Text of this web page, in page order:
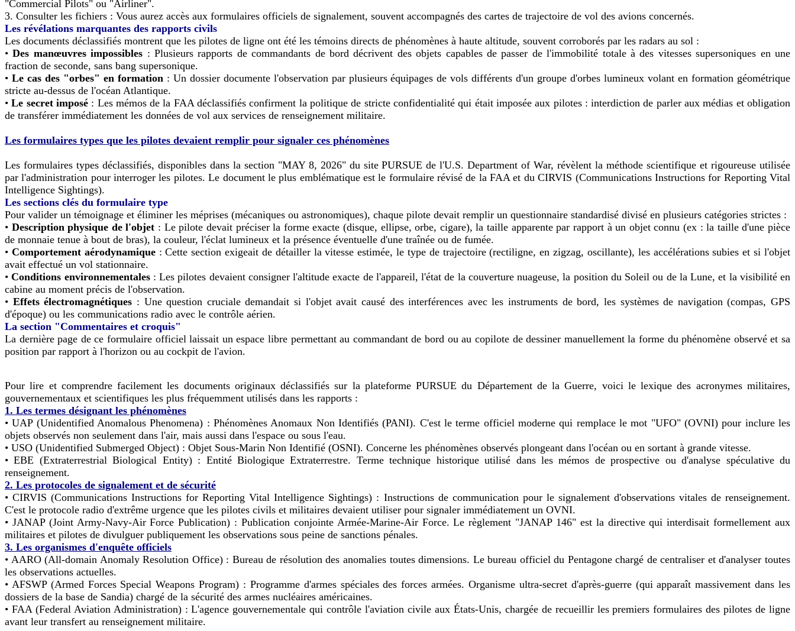
"Commercial Pilots" ou "Airliner".
3. Consulter les fichiers : Vous aurez accès aux formulaires officiels de signalement, souvent accompagnés des cartes de trajectoire de vol des avions concernés.
Les révélations marquantes des rapports civils
Les documents déclassifiés montrent que les pilotes de ligne ont été les témoins directs de phénomènes à haute altitude, souvent corroborés par les radars au sol :
•Des manœuvres impossibles : Plusieurs rapports de commandants de bord décrivent des objets capables de passer de l'immobilité totale à des vitesses supersoniques en une
fraction de seconde, sans bang supersonique.
• Le cas des "orbes" en formation : Un dossier documente l'observation par plusieurs équipages de vols différents d'un groupe d'orbes lumineux volant en formation géométrique
stricte au-dessus de l'océan Atlantique.
•Le secret imposé: Les mémos de la FAA déclassifiés confirment la politique de stricte confidentialité qui était imposée aux pilotes : interdiction de parler aux médias et obligation
de transférer immédiatement les données de vol aux services de renseignement militaire.
Les formulaires types que les pilotes devaient remplir pour signaler ces phénomènes
Les formulaires types déclassifiés, disponibles dans la section "MAY 8, 2026" du site PURSUE de l'U.S. Department of War, révèlent la méthode scientifique et rigoureuse utilisée
par l'administration pour interroger les pilotes. Le document le plus emblématique est le formulaire révisé de la FAA et du CIRVIS (Communications Instructions for Reporting Vital
Intelligence Sightings).
Les sections clés du formulaire type
Pour valider un témoignage et éliminer les méprises (mécaniques ou astronomiques), chaque pilote devait remplir un questionnaire standardisé divisé en plusieurs catégories strictes :
• Description physique de l'objet : Le pilote devait préciser la forme exacte (disque, ellipse, orbe, cigare), la taille apparente par rapport à un objet connu (ex : la taille d'une pièce
de monnaie tenue à bout de bras), la couleur, l'éclat lumineux et la présence éventuelle d'une traînée ou de fumée.
• Comportement aérodynamique: Cette section exigeait de détailler la vitesse estimée, le type de trajectoire (rectiligne, en zigzag, oscillante), les accélérations subies et si l'objet
avait effectué un vol stationnaire.
•Conditions environnementales: Les pilotes devaient consigner l'altitude exacte de l'appareil, l'état de la couverture nuageuse, la position du Soleil ou de la Lune, et la visibilité en
cabine au moment précis de l'observation.
• Effets électromagnétiques : Une question cruciale demandait si l'objet avait causé des interférences avec les instruments de bord, les systèmes de navigation (compas, GPS
d'époque) ou les communications radio avec le contrôle aérien.
La section "Commentaires et croquis"
La dernière page de ce formulaire officiel laissait un espace libre permettant au commandant de bord ou au copilote de dessiner manuellement la forme du phénomène observé et sa
position par rapport à l'horizon ou au cockpit de l'avion.
Pour lire et comprendre facilement les documents originaux déclassifiés sur la plateforme PURSUE du Département de la Guerre, voici le lexique des acronymes militaires,
gouvernementaux et scientifiques les plus fréquemment utilisés dans les rapports :
1. Les termes désignant les phénomènes
• UAP (Unidentified Anomalous Phenomena) : Phénomènes Anomaux Non Identifiés (PANI). C'est le terme officiel moderne qui remplace le mot "UFO" (OVNI) pour inclure les
objets observés non seulement dans l'air, mais aussi dans l'espace ou sous l'eau.
• USO (Unidentified Submerged Object) : Objet Sous-Marin Non Identifié (OSNI). Concerne les phénomènes observés plongeant dans l'océan ou en sortant à grande vitesse.
• EBE (Extraterrestrial Biological Entity) : Entité Biologique Extraterrestre. Terme technique historique utilisé dans les mémos de prospective ou d'analyse spéculative du
renseignement.
2. Les protocoles de signalement et de sécurité
• CIRVIS (Communications Instructions for Reporting Vital Intelligence Sightings) : Instructions de communication pour le signalement d'observations vitales de renseignement.
C'est le protocole radio d'extrême urgence que les pilotes civils et militaires devaient utiliser pour signaler immédiatement un OVNI.
• JANAP (Joint Army-Navy-Air Force Publication) : Publication conjointe Armée-Marine-Air Force. Le règlement "JANAP 146" est la directive qui interdisait formellement aux
militaires et pilotes de divulguer publiquement les observations sous peine de sanctions pénales.
3. Les organismes d'enquête officiels
• AARO (All-domain Anomaly Resolution Office) : Bureau de résolution des anomalies toutes dimensions. Le bureau officiel du Pentagone chargé de centraliser et d'analyser toutes
les observations actuelles.
• AFSWP (Armed Forces Special Weapons Program) : Programme d'armes spéciales des forces armées. Organisme ultra-secret d'après-guerre (qui apparaît massivement dans les
dossiers de la base de Sandia) chargé de la sécurité des armes nucléaires américaines.
• FAA (Federal Aviation Administration) : L'agence gouvernementale qui contrôle l'aviation civile aux États-Unis, chargée de recueillir les premiers formulaires des pilotes de ligne
avant leur transfert au renseignement militaire.